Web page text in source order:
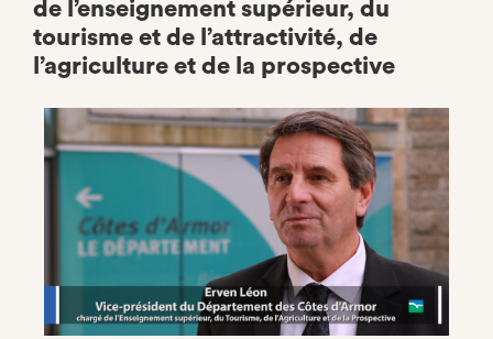
de l’enseignement supérieur, du
tourisme et de l’attractivité, de
l’agriculture et de la prospective